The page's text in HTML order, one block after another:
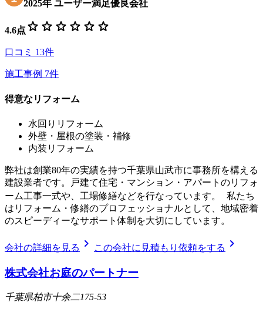
2025年 ユーザー満足優良会社
4.6点 star star star star star star
口コミ 13件
施工事例 7件
得意なリフォーム
水回りリフォーム
外壁・屋根の塗装・補修
内装リフォーム
弊社は創業80年の実績を持つ千葉県山武市に事務所を構える
建設業者です。戸建て住宅・マンション・アパートのリフォ
ーム工事一式や、工場修繕などを行なっています。 私たち
はリフォーム・修繕のプロフェッショナルとして、地域密着
のスピーディーなサポート体制を大切にしています。
会社の詳細を見る chevron_right この会社に見積もり依頼をする chevron_right
株式会社お庭のパートナー
千葉県柏市十余二175-53